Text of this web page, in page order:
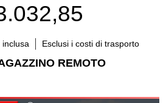
Esclusi i costi di trasporto
REMOTO